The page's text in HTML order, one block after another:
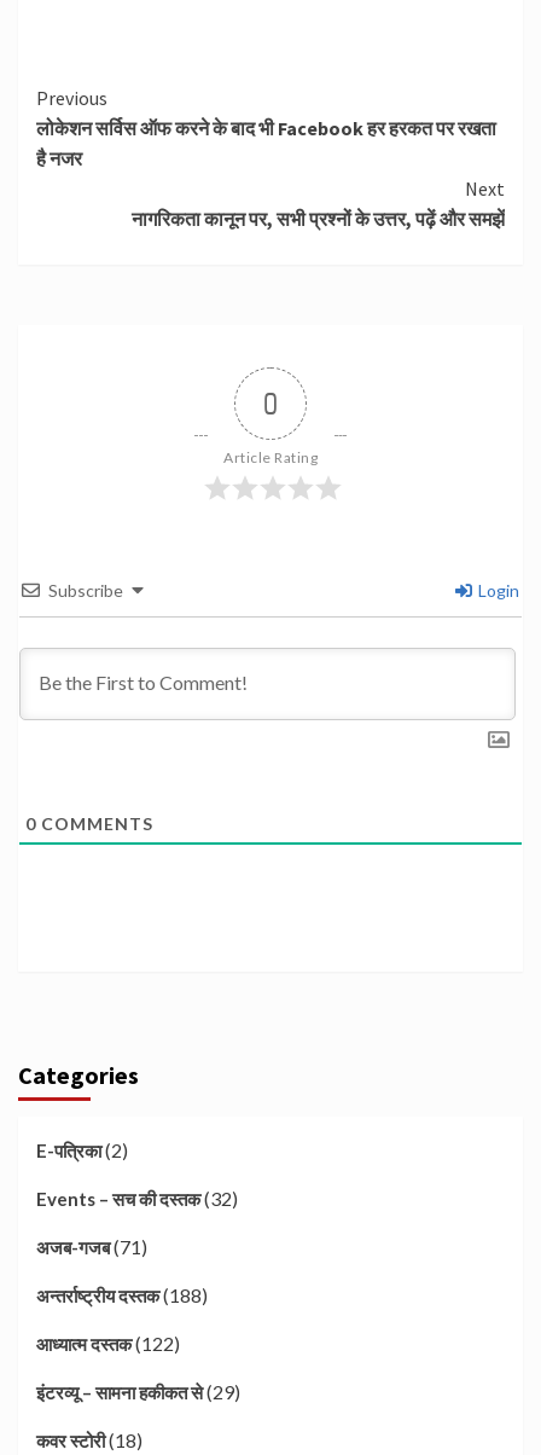
Continue
Reading
Previous
लोकेशन सर्विस ऑफ करने के बाद भी Facebook हर हरकत पर रखता
है नजर
Next
नागरिकता कानून पर, सभी प्रश्नों के उत्तर, पढ़ें और समझें
0
Article Rating
Subscribe Login
0 COMMENTS
Categories
E-पत्रिका(2)
Events – सच की दस्तक(32)
अजब-गजब(71)
अन्तर्राष्ट्रीय दस्तक(188)
आध्यात्म दस्तक(122)
इंटरव्यू – सामना हकीकत से(29)
कवर स्टोरी(18)